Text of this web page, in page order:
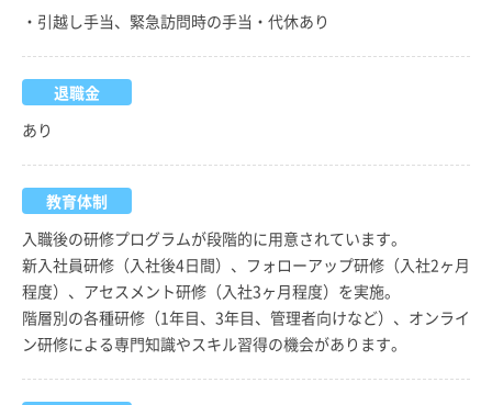
・引越し手当、緊急訪問時の手当・代休あり
退職金
あり
教育体制
入職後の研修プログラムが段階的に用意されています。
新入社員研修（入社後4日間）、フォローアップ研修（入社2ヶ月
程度）、アセスメント研修（入社3ヶ月程度）を実施。
階層別の各種研修（1年目、3年目、管理者向けなど）、オンライ
ン研修による専門知識やスキル習得の機会があります。